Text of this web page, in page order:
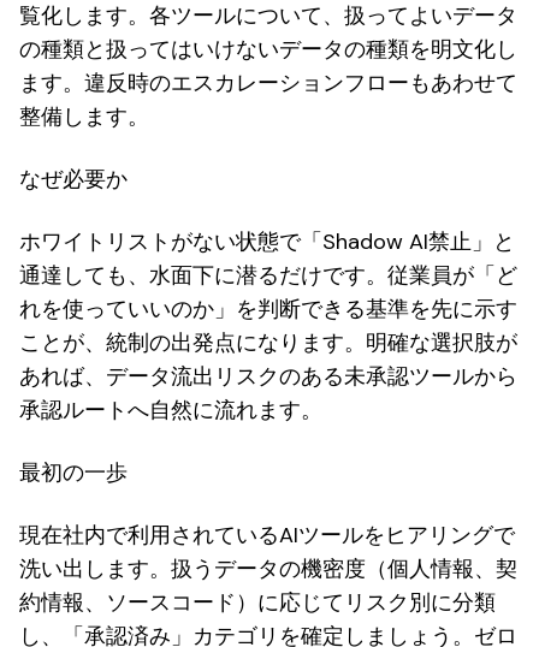
覧化します。各ツールについて、扱ってよいデータ
の種類と扱ってはいけないデータの種類を明文化し
ます。違反時のエスカレーションフローもあわせて
整備します。
なぜ必要か
ホワイトリストがない状態で「Shadow AI禁止」と
通達しても、水面下に潜るだけです。従業員が「ど
れを使っていいのか」を判断できる基準を先に示す
ことが、統制の出発点になります。明確な選択肢が
あれば、データ流出リスクのある未承認ツールから
承認ルートへ自然に流れます。
最初の一歩
現在社内で利用されているAIツールをヒアリングで
洗い出します。扱うデータの機密度（個人情報、契
約情報、ソースコード）に応じてリスク別に分類
し、「承認済み」カテゴリを確定しましょう。ゼロ